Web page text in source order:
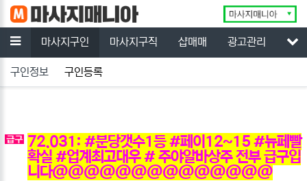
메뉴 마사지구인 마사지구직 샵매매 광고관리
고
구인정보
구인등록
72,031: #분당갯수1등 #페이12~15 #뉴페빨
확실 #업계최고대우 # 주야알바상주 전부 급구입
니다@@@@@@@@@@@@@@